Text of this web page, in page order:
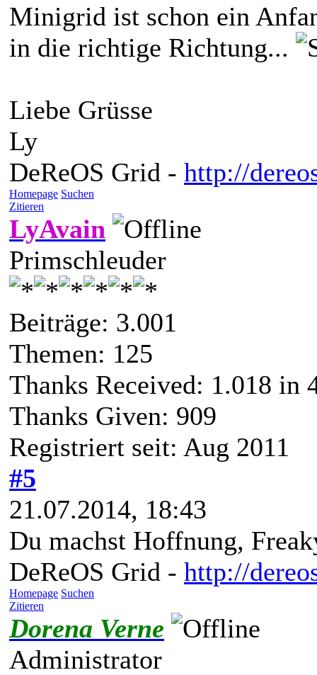
Minigrid ist schon ein
in die richtige Richtung...
Liebe Grüsse
Ly
DeReOS Grid - http://
Homepage Suchen
Zitieren
LyAvain
Primschleuder
Beiträge: 3.001
Themen: 125
Thanks Received: 1.018 in
Thanks Given: 909
Registriert seit: Aug 2011
#5
21.07.2014, 18:43
Du machst Hoffnung,
DeReOS Grid - http://
Homepage Suchen
Zitieren
Dorena Verne
Administrator